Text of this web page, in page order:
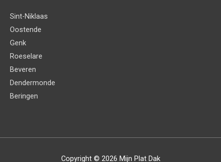
Sint-Niklaas
Oostende
Genk
Roeselare
Beveren
Dendermonde
Beringen
Copyright © 2026 Mijn Plat Dak